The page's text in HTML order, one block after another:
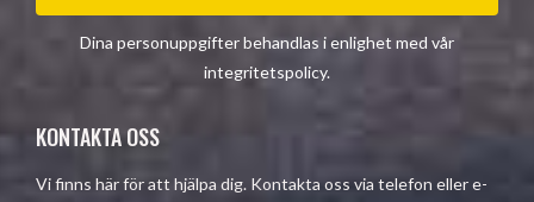
Dina personuppgifter behandlas i enlighet med vår
integritetspolicy.
KONTAKTA OSS
Vi finns här för att hjälpa dig. Kontakta oss via telefon eller e-